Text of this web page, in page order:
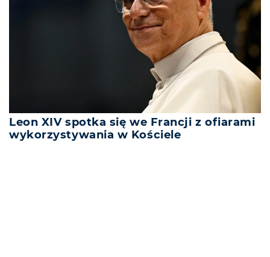
Leon XIV spotka się we Francji z ofiarami
wykorzystywania w Kościele